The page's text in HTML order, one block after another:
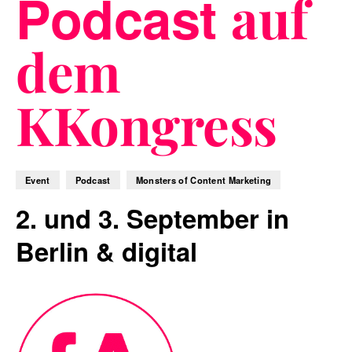
Blog
Nachhaltigkeit
f_LAB
Kontakt
Podcast auf
dem
KKongress
Event Podcast Monsters of Content Marketing
2. und 3. September in
Berlin & digital